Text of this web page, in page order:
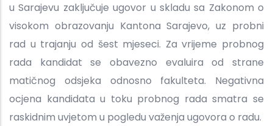
u Sarajevu zaključuje ugovor u skladu sa Zakonom o
visokom obrazovanju Kantona Sarajevo, uz probni
rad u trajanju od šest mjeseci. Za vrijeme probnog
rada kandidat se obavezno evaluira od strane
matičnog odsjeka odnosno fakulteta. Negativna
ocjena kandidata u toku probnog rada smatra se
raskidnim uvjetom u pogledu važenja ugovora o radu.